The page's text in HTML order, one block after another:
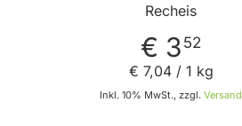
Recheis
€ 3 52
Inkl. 10% MwSt., zzgl. Versand
€ 7,04/ 1 kg